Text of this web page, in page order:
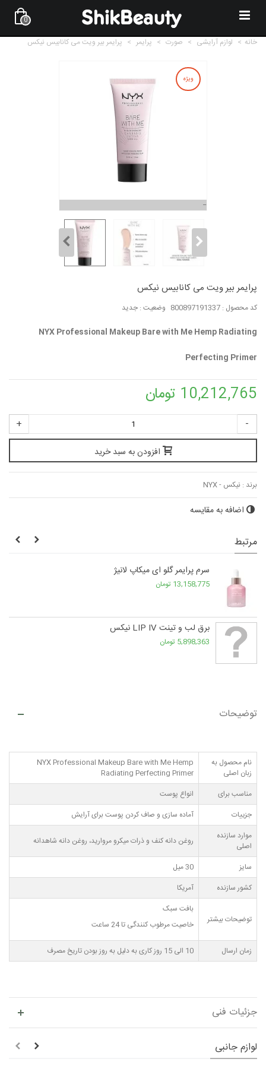
0
خانه > لوازم آرایشی > صورت > پرایمر > پرایمر بیر ویت می کانابیس نیکس
ویژه
پرایمر بیر ویت می کانابیس نیکس
کد محصول : 800897191337 وضعیت : جدید
NYX Professional Makeup Bare with Me Hemp Radiating
Perfecting Primer
10,212,765 تومان
-
+
افزودن به سبد خرید
برند : نیکس - NYX
اضافه به مقایسه
مرتبط
سرم پرایمر گلو ای میکاپ لانیژ
13,158,775 تومان
برق لب و تینت LIP IV نیکس
5,898,363 تومان
توضیحات
نام محصول به
زبان اصلی
NYX Professional Makeup Bare with Me Hemp
Radiating Perfecting Primer
مناسب برای
انواع پوست
جزییات
آماده سازی و صاف کردن پوست برای آرایش
موارد سازنده
اصلی
روغن دانه کنف و ذرات میکرو مروارید، روغن دانه شاهدانه
سایز
30 میل
کشور سازنده
آمریکا
توضیحات بیشتر
بافت سبک
خاصیت مرطوب کنندگی تا 24 ساعت
زمان ارسال 10 الی 15 روز کاری به دلیل به روز بودن تاریخ مصرف
جزئیات فنی
لوازم جانبی